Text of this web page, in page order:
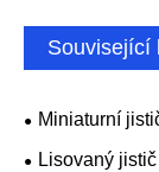
Související
Miniaturní
Lisovaný jistič